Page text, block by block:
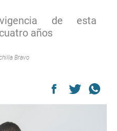
de esta
años
Bravo